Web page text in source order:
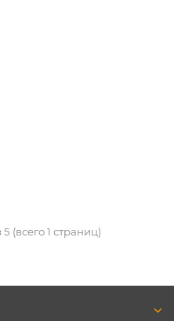
(всего 1 страниц)